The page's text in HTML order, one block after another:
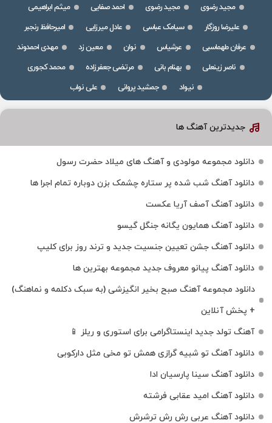
مجید رضوی
مجید رضوی احمد صفایی
میثم ابراهیمی
علیرضا روزگار
سیامک عباسی عادل میرزایی
امیرحافظ رنجبر
عرفان طهماسبی
عرشیاس نوان معین زد
مهدی احمدوند
ناصر زینعلی
بهنام بانی مرتضی جعفرزاده
محمد کجوری
نیواد
جمشید پروانی علی نواب
جدیدترین آهنگ ها
دانلود مجموعه مولودی و آهنگ های میلاد حضرت رسول
دانلود آهنگ شب شده پر ستاره چشمک بزن دوباره تمام اجرا ها
دانلود آهنگ آصف آریا عکست
دانلود آهنگ همایون یگانه جنگل گیسو
دانلود آهنگ جشن تعیین جنسیت جدید و ترند روز برای کلیپ
دانلود آهنگ پیانو معروف جدید مجموعه بهترین ها
دانلود مجموعه آهنگ صبح بخیر انگیزشی (به سبک دکلمه و نماهنگ)
+ پخش آنلاین
آهنگ تولد جدید اینستاگرامی برای استوری و ریلز 📱
دانلود آهنگ تو شبیه گرازی همش تو مخی مثل دارکوبی
دانلود آهنگ سینا پارسیان ادا
دانلود آهنگ امید عقابی فرشته
دانلود آهنگ عربی رش رش ترشرش